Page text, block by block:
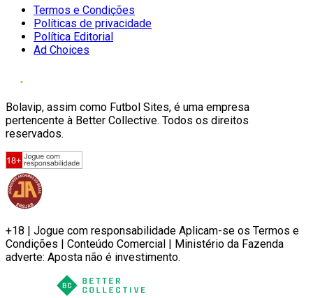
Termos e Condições
Políticas de privacidade
Política Editorial
Ad Choices
Bolavip, assim como Futbol Sites, é uma empresa
pertencente à Better Collective. Todos os direitos
reservados.
+18 | Jogue com responsabilidade Aplicam-se os Termos e
Condições | Conteúdo Comercial | Ministério da Fazenda
adverte: Aposta não é investimento.